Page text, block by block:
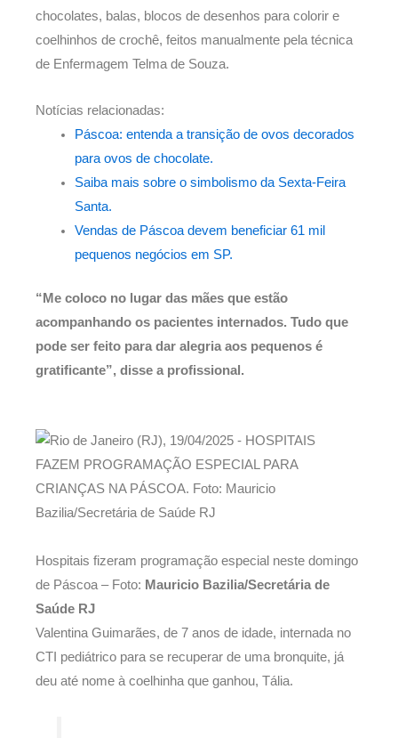
chocolates, balas, blocos de desenhos para colorir e
coelhinhos de crochê, feitos manualmente pela técnica
de Enfermagem Telma de Souza.
Notícias relacionadas:
Páscoa: entenda a transição de ovos decorados
para ovos de chocolate.
Saiba mais sobre o simbolismo da Sexta-Feira
Santa.
Vendas de Páscoa devem beneficiar 61 mil
pequenos negócios em SP.
“Me coloco no lugar das mães que estão
acompanhando os pacientes internados. Tudo que
pode ser feito para dar alegria aos pequenos é
gratificante”, disse a profissional.
Hospitais fizeram programação especial neste domingo
de Páscoa – Foto: Mauricio Bazilia/Secretária de
Saúde RJ
Valentina Guimarães, de 7 anos de idade, internada no
CTI pediátrico para se recuperar de uma bronquite, já
deu até nome à coelhinha que ganhou, Tália.